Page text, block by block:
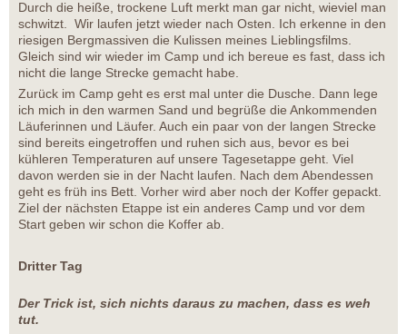
Durch die heiße, trockene Luft merkt man gar nicht, wieviel man
schwitzt. Wir laufen jetzt wieder nach Osten. Ich erkenne in den
riesigen Bergmassiven die Kulissen meines Lieblingsfilms.
Gleich sind wir wieder im Camp und ich bereue es fast, dass ich
nicht die lange Strecke gemacht habe.
Zurück im Camp geht es erst mal unter die Dusche. Dann lege
ich mich in den warmen Sand und begrüße die Ankommenden
Läuferinnen und Läufer. Auch ein paar von der langen Strecke
sind bereits eingetroffen und ruhen sich aus, bevor es bei
kühleren Temperaturen auf unsere Tagesetappe geht. Viel
davon werden sie in der Nacht laufen. Nach dem Abendessen
geht es früh ins Bett. Vorher wird aber noch der Koffer gepackt.
Ziel der nächsten Etappe ist ein anderes Camp und vor dem
Start geben wir schon die Koffer ab.
Dritter Tag
Der Trick ist, sich nichts daraus zu machen, dass es weh
tut.